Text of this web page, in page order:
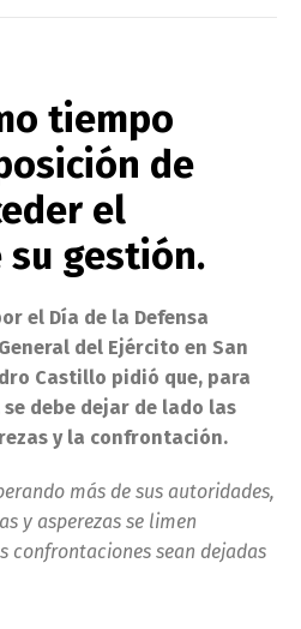
tiempo
de
el
su gestión.
el Día de la Defensa
del Ejército en San
Castillo pidió que, para
debe dejar de lado las
y la confrontación.
más de sus autoridades,
y asperezas se limen
confrontaciones sean dejadas